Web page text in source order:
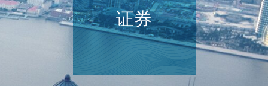
环境、社会及企业管治 国泰海通证券 联络我们
证券